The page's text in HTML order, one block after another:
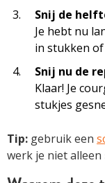
Snij de
Je hebt nu
in stukken
Snij nu de
Klaar! Je
stukjes
Tip: gebruik een
werk je niet alleen